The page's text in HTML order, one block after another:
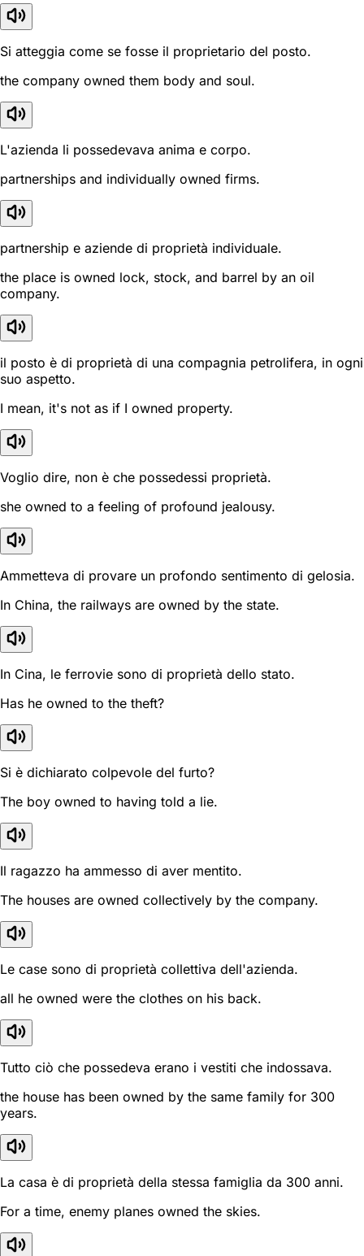
Si atteggia come se fosse il proprietario del posto.
the company owned them body and soul.
L'azienda li possedevava anima e corpo.
partnerships and individually owned firms.
partnership e aziende di proprietà individuale.
the place is owned lock, stock, and barrel by an oil
company.
il posto è di proprietà di una compagnia petrolifera, in ogni
suo aspetto.
I mean, it's not as if I owned property.
Voglio dire, non è che possedessi proprietà.
she owned to a feeling of profound jealousy.
Ammetteva di provare un profondo sentimento di gelosia.
In China, the railways are owned by the state.
In Cina, le ferrovie sono di proprietà dello stato.
Has he owned to the theft?
Si è dichiarato colpevole del furto?
The boy owned to having told a lie.
Il ragazzo ha ammesso di aver mentito.
The houses are owned collectively by the company.
Le case sono di proprietà collettiva dell'azienda.
all he owned were the clothes on his back.
Tutto ciò che possedeva erano i vestiti che indossava.
the house has been owned by the same family for 300
years.
La casa è di proprietà della stessa famiglia da 300 anni.
For a time, enemy planes owned the skies.